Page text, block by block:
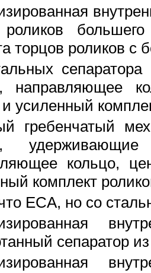
торцов роликов с
сепаратора
направляющее
и усиленный
гребенчатый
кольцо,
комплект
ECA, но со
сепаратор